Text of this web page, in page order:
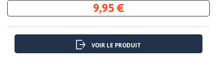
9,95 €
VOIR LE PRODUIT